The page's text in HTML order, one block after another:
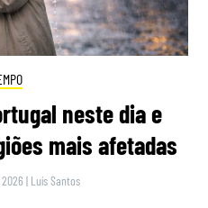
neste dia e
mais afetadas
| Luís Santos